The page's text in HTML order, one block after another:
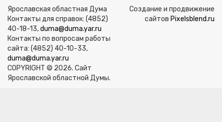
Ярославская областная Дума
Контакты для справок: (4852)
40-18-13,duma@duma.yar.ru
Контакты по вопросам работы
сайта: (4852) 40-10-33,
duma@duma.yar.ru
COPYRIGHT © 2026. Сайт
Ярославской областной Думы.
Создание и продвижение
сайтов Pixelsblend.ru